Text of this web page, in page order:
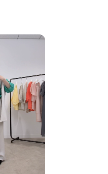
イテムをご用意しています。
なります。